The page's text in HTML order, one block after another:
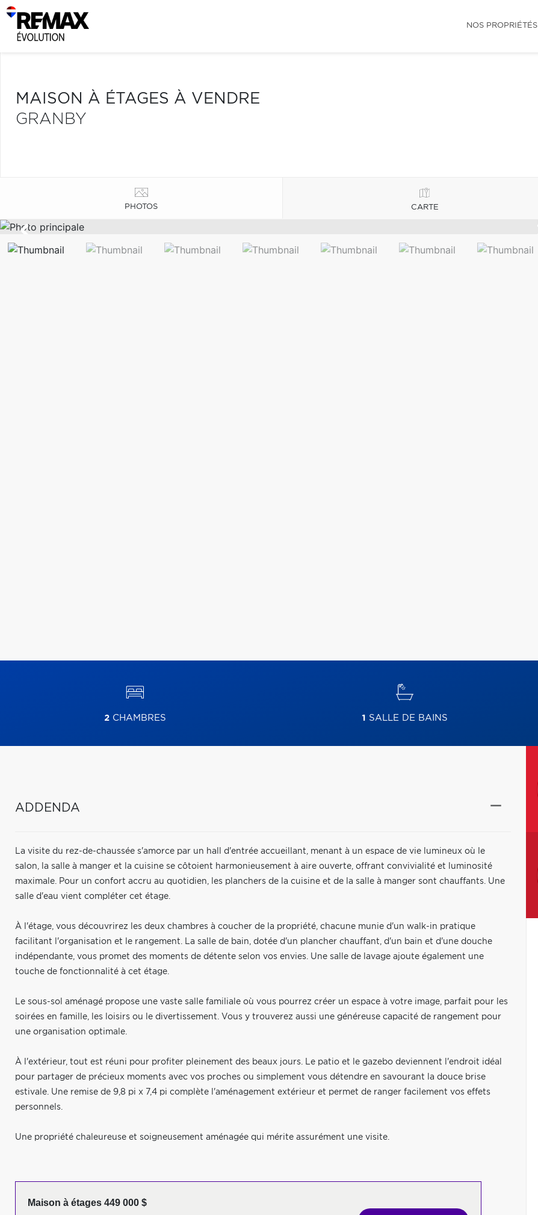
NOS PROPRIÉTÉS
MAISON À ÉTAGES À VENDRE
GRANBY
PHOTOS CARTE
2CHAMBRES 1 SALLE DE BAINS
ADDENDA
La visite du rez-de-chaussée s'amorce par un hall d'entrée accueillant, menant à un espace de vie lumineux où le
salon, la salle à manger et la cuisine se côtoient harmonieusement à aire ouverte, offrant convivialité et luminosité
maximale. Pour un confort accru au quotidien, les planchers de la cuisine et de la salle à manger sont chauffants. Une
salle d'eau vient compléter cet étage.
À l'étage, vous découvrirez les deux chambres à coucher de la propriété, chacune munie d'un walk-in pratique
facilitant l'organisation et le rangement. La salle de bain, dotée d'un plancher chauffant, d'un bain et d'une douche
indépendante, vous promet des moments de détente selon vos envies. Une salle de lavage ajoute également une
touche de fonctionnalité à cet étage.
Le sous-sol aménagé propose une vaste salle familiale où vous pourrez créer un espace à votre image, parfait pour les
soirées en famille, les loisirs ou le divertissement. Vous y trouverez aussi une généreuse capacité de rangement pour
une organisation optimale.
À l'extérieur, tout est réuni pour profiter pleinement des beaux jours. Le patio et le gazebo deviennent l'endroit idéal
pour partager de précieux moments avec vos proches ou simplement vous détendre en savourant la douce brise
estivale. Une remise de 9,8 pi x 7,4 pi complète l'aménagement extérieur et permet de ranger facilement vos effets
personnels.
Une propriété chaleureuse et soigneusement aménagée qui mérite assurément une visite.
Maison à étages 449 000 $